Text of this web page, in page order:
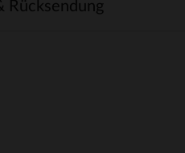
Rücksendung